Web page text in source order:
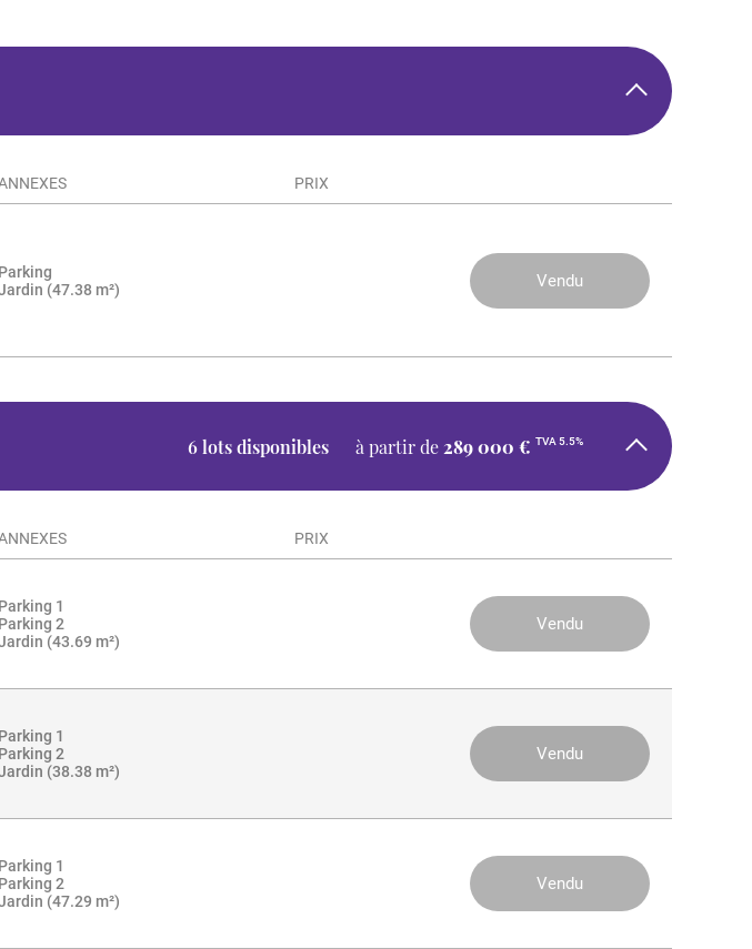
PRIX
Parking
(47.38 m²)
Vendu
6 lots disponibles à partir de 289 000 € TVA 5.5%
PRIX
Parking 1
Parking 2
(43.69 m²)
Vendu
Parking 1
Parking 2
(38.38 m²)
Vendu
Parking 1
Parking 2
(47.29 m²)
Vendu